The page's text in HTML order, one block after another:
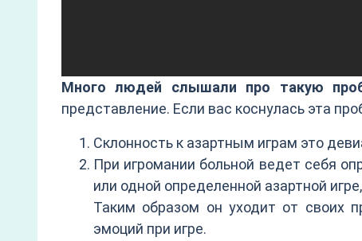
Много людей слышали про такую
представление. Если вас коснулась эта
Склонность к азартным играм это
При игромании больной ведет себя
или одной определенной азартной
Таким образом он уходит от своих
эмоций при игре.